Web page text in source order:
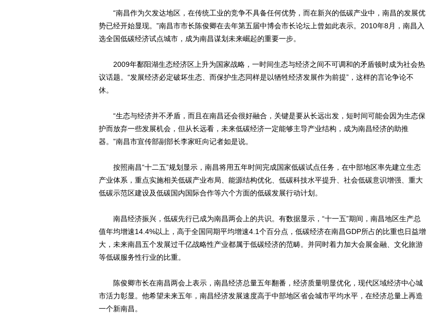
“南昌作为欠发达地区，在传统工业的竞争不具备任何优势，而在新兴的低碳产业中，南昌的发展优
势已经开始显现。”南昌市市长陈俊卿在去年第五届中博会市长论坛上曾如此表示。2010年8月，南昌入
选全国低碳经济试点城市，成为南昌谋划未来崛起的重要一步。
2009年鄱阳湖生态经济区上升为国家战略，一时间生态与经济之间不可调和的矛盾顿时成为社会热
议话题。“发展经济必定破坏生态、而保护生态同样是以牺牲经济发展作为前提”，这样的言论争论不
休。
“生态与经济并不矛盾，而且在南昌还会很好融合，关键是要从长远出发，短时间可能会因为生态保
护而放弃一些发展机会，但从长远看，未来低碳经济一定能够主导产业结构，成为南昌经济的助推
器。”南昌市宣传部副部长李家旺向记者如是说。
按照南昌“十二五”规划显示，南昌将用五年时间完成国家低碳试点任务，在中部地区率先建立生态
产业体系，重点实施相关低碳产业布局、能源结构优化、低碳科技水平提升、社会低碳意识增强、重大
低碳示范区建设及低碳国内国际合作等六个方面的低碳发展行动计划。
南昌经济振兴，低碳先行已成为南昌两会上的共识。有数据显示，“十一五”期间，南昌地区生产总
值年均增速14.4%以上，高于全国同期平均增速4.1个百分点，低碳经济在南昌GDP所占的比重也日益增
大，未来南昌五个发展过千亿战略性产业都属于低碳经济的范畴。并同时着力加大会展金融、文化旅游
等低碳服务性行业的比重。
陈俊卿市长在南昌两会上表示，南昌经济总量五年翻番，经济质量明显优化，现代区域经济中心城
市活力彰显。他希望未来五年，南昌经济发展速度高于中部地区省会城市平均水平，在经济总量上再造
一个新南昌。